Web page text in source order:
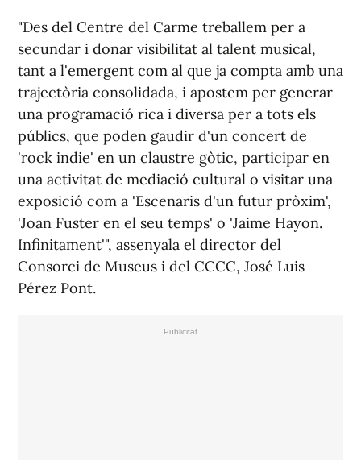
"Des del Centre del Carme treballem per a
secundar i donar visibilitat al talent musical,
tant a l'emergent com al que ja compta amb una
trajectòria consolidada, i apostem per generar
una programació rica i diversa per a tots els
públics, que poden gaudir d'un concert de
'rock indie' en un claustre gòtic, participar en
una activitat de mediació cultural o visitar una
exposició com a 'Escenaris d'un futur pròxim',
'Joan Fuster en el seu temps' o 'Jaime Hayon.
Infinitament'", assenyala el director del
Consorci de Museus i del CCCC, José Luis
Pérez Pont.